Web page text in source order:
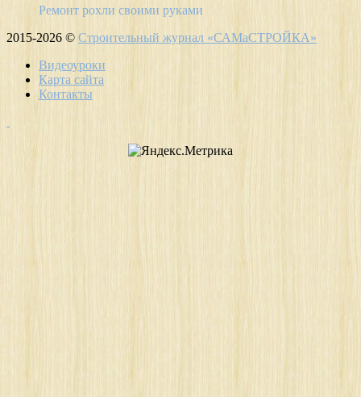
Ремонт рохли своими руками
2015-2026 © Строительный журнал «САМаСТРОЙКА»
Видеоуроки
Карта сайта
Контакты